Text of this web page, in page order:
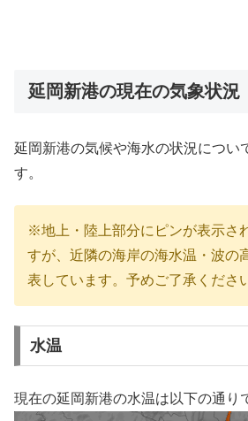
延岡新港の現在の気象状況
延岡新港の気候や海水の状況につい
す。
※地上・陸上部分にピンが表示さ
すが、近隣の海岸の海水温・波の
表しています。予めご了承くださ
水温
現在の延岡新港の水温は以下の通り